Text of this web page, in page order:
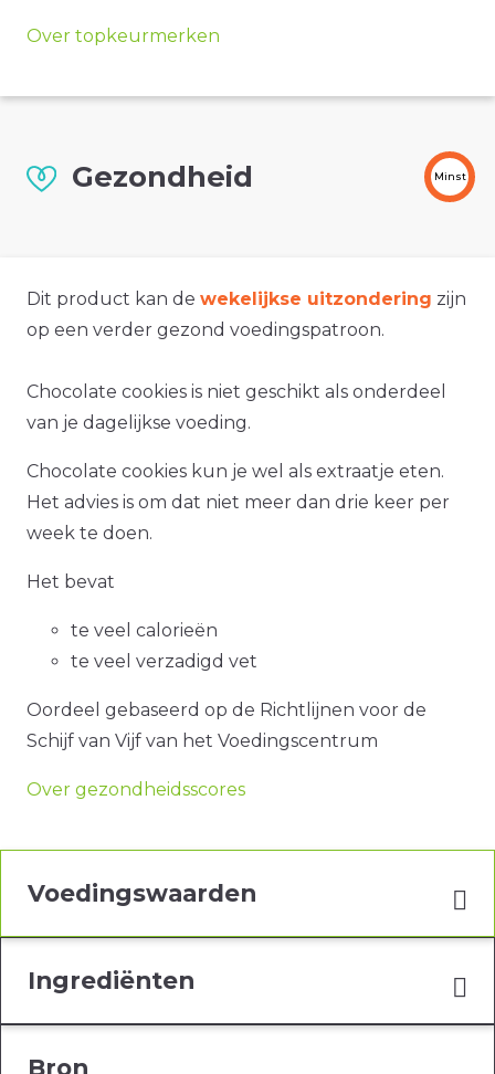
Over topkeurmerken
Gezondheid Minst
Dit product kan de wekelijkse uitzondering zijn
op een verder gezond voedingspatroon.
Chocolate cookies is niet geschikt als onderdeel
van je dagelijkse voeding.
Chocolate cookies kun je wel als extraatje eten.
Het advies is om dat niet meer dan drie keer per
week te doen.
Het bevat
te veel calorieën
te veel verzadigd vet
Oordeel gebaseerd op de Richtlijnen voor de
Schijf van Vijf van het Voedingscentrum
Over gezondheidsscores
Voedingswaarden
Ingrediënten
Bron